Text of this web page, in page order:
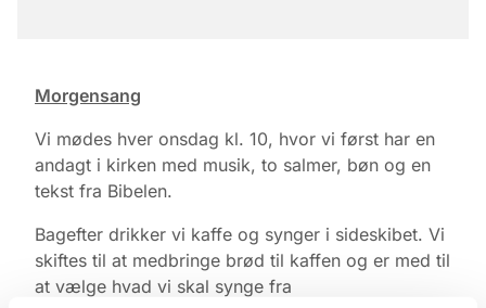
Morgensang
Vi mødes hver onsdag kl. 10, hvor vi først har en
andagt i kirken med musik, to salmer, bøn og en
tekst fra Bibelen.
Bagefter drikker vi kaffe og synger i sideskibet. Vi
skiftes til at medbringe brød til kaffen og er med til
at vælge hvad vi skal synge fra